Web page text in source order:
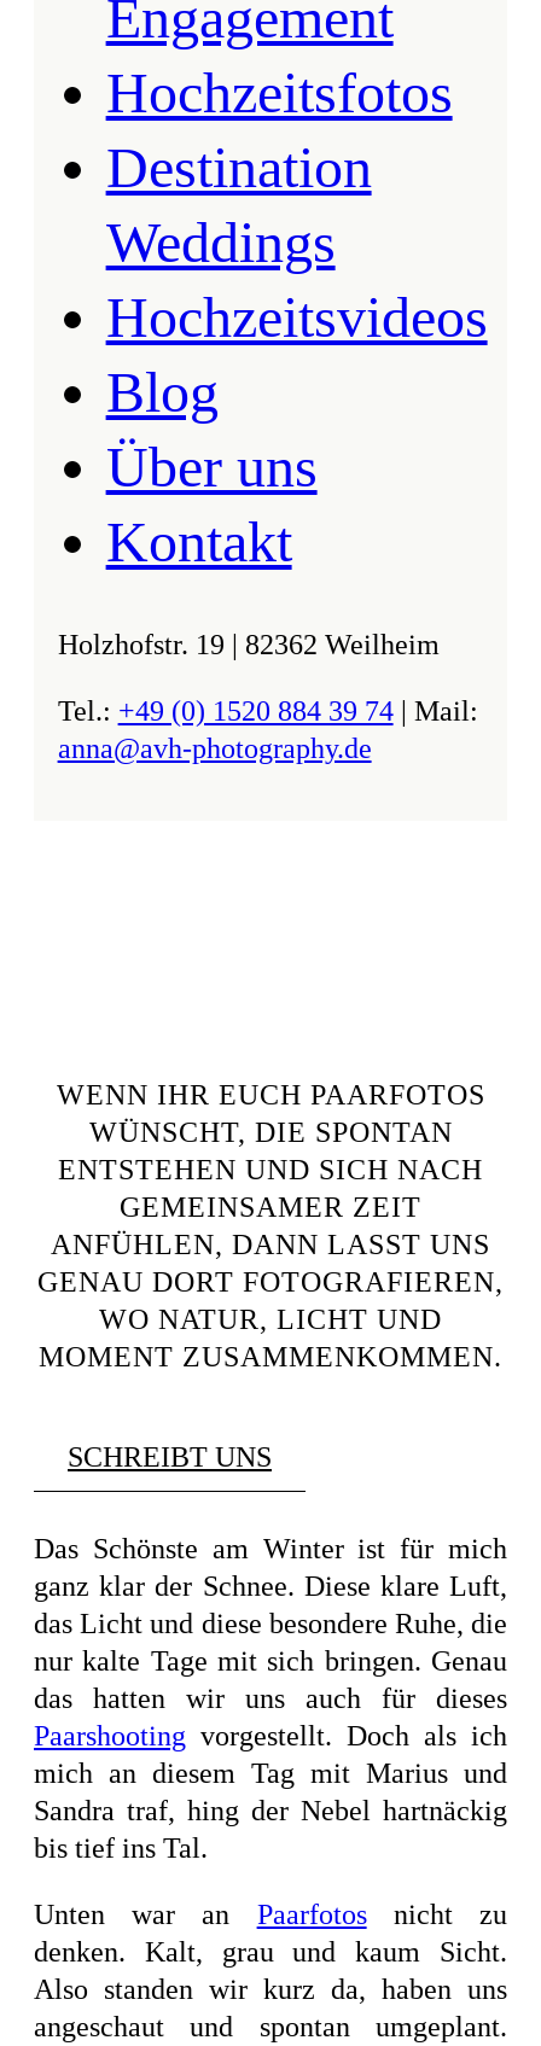
Engagement
Hochzeitsfotos
Destination
Weddings
Hochzeitsvideos
Blog
Über uns
Kontakt
Holzhofstr. 19 | 82362 Weilheim
Tel.: +49 (0) 1520 884 39 74| Mail:
anna@avh-photography.de
WENN IHR EUCH PAARFOTOS
WÜNSCHT, DIE SPONTAN
ENTSTEHEN UND SICH NACH
GEMEINSAMER ZEIT
ANFÜHLEN, DANN LASST UNS
GENAU DORT FOTOGRAFIEREN,
WO NATUR, LICHT UND
MOMENT ZUSAMMENKOMMEN.
SCHREIBT UNS
Das Schönste am Winter ist für mich
ganz klar der Schnee. Diese klare Luft,
das Licht und diese besondere Ruhe, die
nur kalte Tage mit sich bringen. Genau
das hatten wir uns auch für dieses
Paarshooting vorgestellt. Doch als ich
mich an diesem Tag mit Marius und
Sandra traf, hing der Nebel hartnäckig
bis tief ins Tal.
Unten war an Paarfotosnicht zu
denken. Kalt, grau und kaum Sicht.
Also standen wir kurz da, haben uns
angeschaut und spontan umgeplant.